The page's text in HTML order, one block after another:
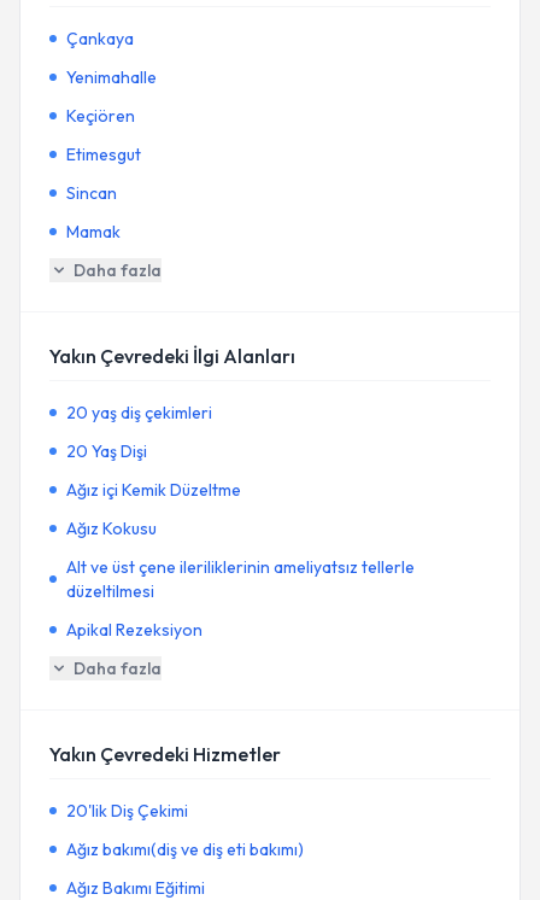
Çankaya
Yenimahalle
Keçiören
Etimesgut
Sincan
Mamak
Daha fazla
Yakın Çevredeki İlgi Alanları
20 yaş diş çekimleri
20 Yaş Dişi
Ağız içi Kemik Düzeltme
Ağız Kokusu
Alt ve üst çene ileriliklerinin ameliyatsız tellerle
düzeltilmesi
Apikal Rezeksiyon
Daha fazla
Yakın Çevredeki Hizmetler
20'lik Diş Çekimi
Ağız bakımı(diş ve diş eti bakımı)
Ağız Bakımı Eğitimi